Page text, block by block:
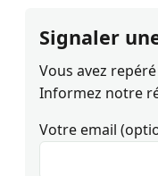
Signaler
Vous avez
Informez notre
Votre email